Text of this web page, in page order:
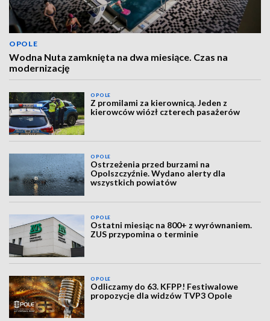
OPOLE
Wodna Nuta zamknięta na dwa miesiące. Czas na
modernizację
OPOLE
Z promilami za kierownicą. Jeden z
kierowców wiózł czterech pasażerów
OPOLE
Ostrzeżenia przed burzami na
Opolszczyźnie. Wydano alerty dla
wszystkich powiatów
OPOLE
Ostatni miesiąc na 800+ z wyrównaniem.
ZUS przypomina o terminie
OPOLE
Odliczamy do 63. KFPP! Festiwalowe
propozycje dla widzów TVP3 Opole